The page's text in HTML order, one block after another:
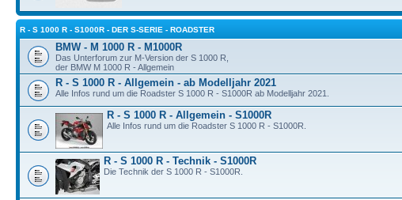
R - S 1000 R - S1000R - DER S-SERIE - ROADSTER
BMW - M 1000 R - M1000R
Das Unterforum zur M-Version der S 1000 R,
der BMW M 1000 R - Allgemein
R - S 1000 R - Allgemein - ab Modelljahr 2021
Alle Infos rund um die Roadster S 1000 R - S1000R ab Modelljahr 2021.
R - S 1000 R - Allgemein - S1000R
Alle Infos rund um die Roadster S 1000 R - S1000R.
R - S 1000 R - Technik - S1000R
Die Technik der S 1000 R - S1000R.